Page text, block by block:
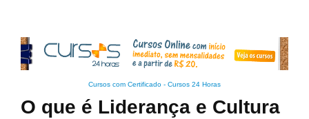
Cursos com Certificado - Cursos 24 Horas
O que é Liderança e Cultura